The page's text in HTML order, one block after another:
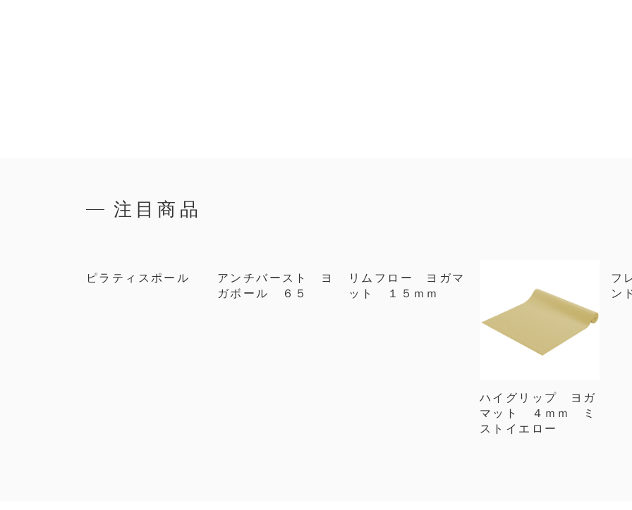
注目商品
ピラティスポール
アンチバースト ヨ
ガボール ６５
リムフロー ヨガマ
ット １５ｍｍ
ハイグリップ ヨガ
マット ４ｍｍ ミ
ストイエロー
フ
ン